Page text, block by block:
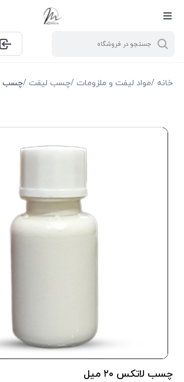
خانه /مواد لیفت و ملزومات /چسب لیفت /چسب
چسب لاتکس ۲۰ میل